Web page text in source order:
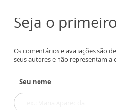
Seja o
Os comentários e avaliações são
seus autores e não representam a
Seu nome